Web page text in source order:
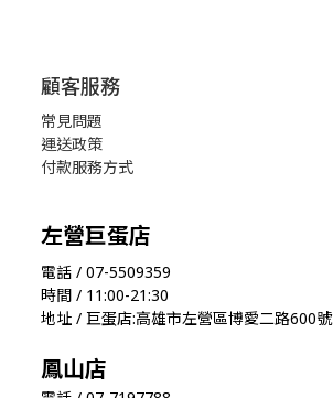
顧客服務
常見問題
運送政策
付款服務方式
左營巨蛋店
電話 / 07-5509359
時間 / 11:00-21:30
地址 / 巨蛋店:高雄市左營區博愛二路600號
鳳山店